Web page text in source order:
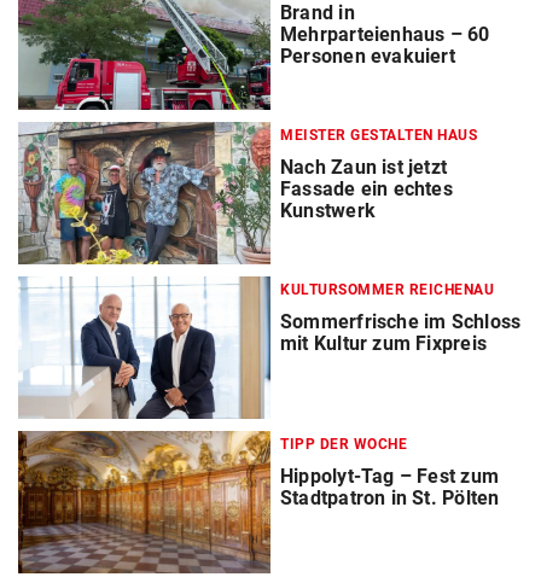
Brand in
Mehrparteienhaus – 60
Personen evakuiert
MEISTER GESTALTEN HAUS
Nach Zaun ist jetzt
Fassade ein echtes
Kunstwerk
KULTURSOMMER REICHENAU
Sommerfrische im Schloss
mit Kultur zum Fixpreis
TIPP DER WOCHE
Hippolyt-Tag – Fest zum
Stadtpatron in St. Pölten